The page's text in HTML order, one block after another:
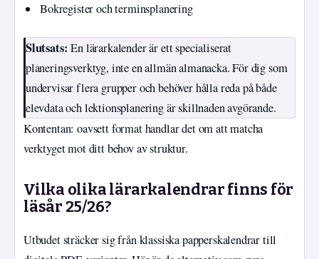
Bokregister och terminsplanering
Slutsats: En lärarkalender är ett specialiserat
planeringsverktyg, inte en allmän almanacka. För dig som
undervisar flera grupper och behöver hålla reda på både
elevdata och lektionsplanering är skillnaden avgörande.
Kontentan: oavsett format handlar det om att matcha
verktyget mot ditt behov av struktur.
Vilka olika lärarkalendrar finns för
läsår 25/26?
Utbudet sträcker sig från klassiska papperskalendrar till